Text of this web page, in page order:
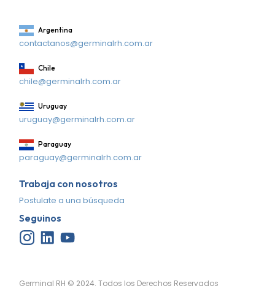
Argentina
contactanos@germinalrh.com.ar
Chile
chile@germinalrh.com.ar
Uruguay
uruguay@germinalrh.com.ar
Paraguay
paraguay@germinalrh.com.ar
Trabaja con nosotros
Postulate a una búsqueda
Seguinos
Germinal RH © 2024. Todos los Derechos Reservados